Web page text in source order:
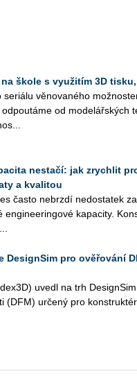
škole s využitím 3D
vě­no­va­né­ho
od mo­de­lář­ských
nestačí: jak zrychlit
a kvalitou
často ne­brz­dí ne­do­sta­tek
en­gi­nee­rin­go­vé ka­pa­ci­ty.
DesignSim pro ověřování
uvedl na trh
(DFM) ur­če­ný pro